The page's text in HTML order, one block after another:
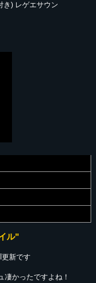
き) レゲエサウン
ル"
新です
かったですよね！